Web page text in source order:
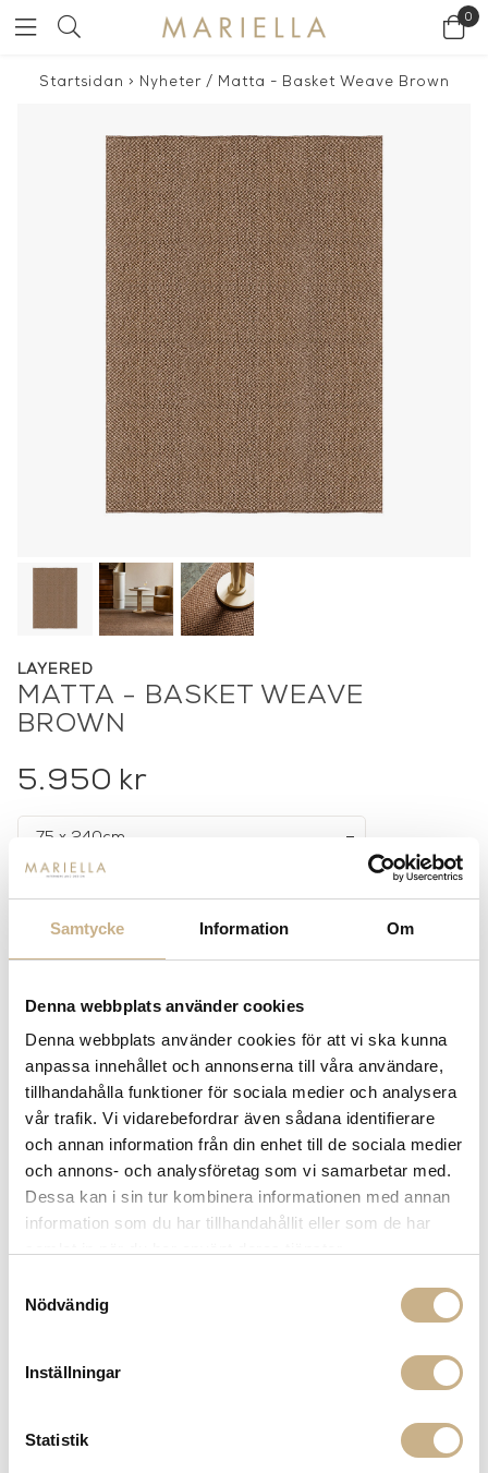
Samtycke Information Om
Denna webbplats använder cookies
Denna webbplats använder cookies för att vi ska kunna
anpassa innehållet och annonserna till våra användare,
tillhandahålla funktioner för sociala medier och analysera
vår trafik. Vi vidarebefordrar även sådana identifierare
och annan information från din enhet till de sociala medier
och annons- och analysföretag som vi samarbetar med.
Dessa kan i sin tur kombinera informationen med annan
information som du har tillhandahållit eller som de har
Nödvändig
Inställningar
Statistik
0
Startsidan > Nyheter/ Matta - Basket Weave Brown
LAYERED
MATTA - BASKET WEAVE
BROWN
5.950 kr
Lagerstatus: Beställningsvara
nyhetsbrev
Fri frakt på mindra varor vid köp över 1000:-
900:- i frakt vid köp av större möbler
Hämta i butik
FRÅGA OSS OM PRODUKTEN
BESKRIVNING